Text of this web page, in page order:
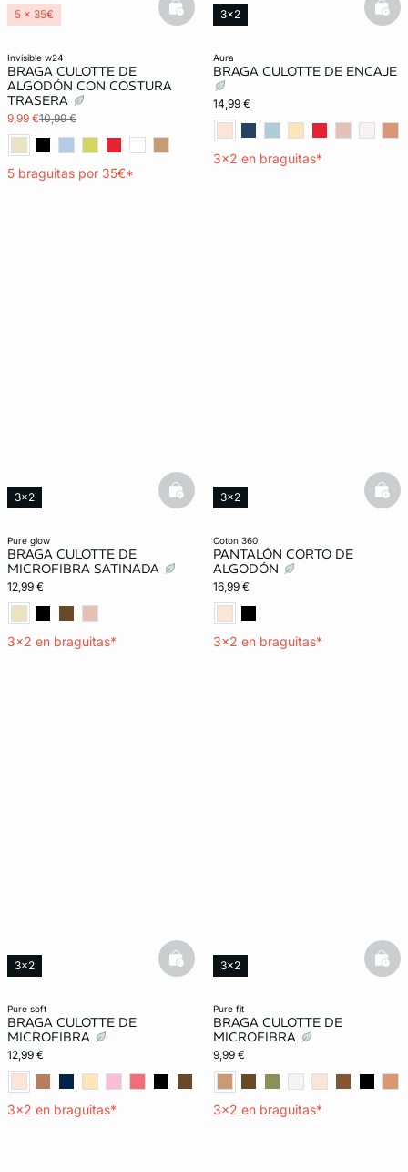
invisible w24
BRAGA CULOTTE DE
ALGODÓN CON COSTURA
TRASERA
9,99 €10,99 €
5 braguitas por 35€*
5 x 35€
basketfull
aura
BRAGA CULOTTE DE ENCAJE
14,99 €
3x2 en braguitas*
3x2
pure glow
BRAGA CULOTTE DE
MICROFIBRA SATINADA
12,99 €
3x2 en braguitas*
3x2
basketfull
coton 360
PANTALÓN CORTO DE
ALGODÓN
16,99 €
3x2 en braguitas*
3x2
Lencería invisible
pure soft
BRAGA CULOTTE DE
MICROFIBRA
12,99 €
3x2 en braguitas*
3x2
New in
basketfull
pure fit
BRAGA CULOTTE DE
MICROFIBRA
9,99 €
3x2 en braguitas*
3x2
Lencería invisible